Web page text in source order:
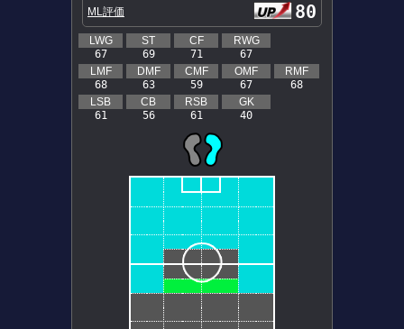
ML評価 80
LWG
67
ST
69
CF
71
RWG
67
LMF
68
DMF
63
CMF
59
OMF
67
RMF
68
LSB
61
CB
56
RSB
61
GK
40